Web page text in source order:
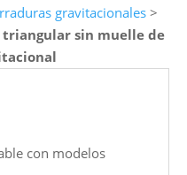
gravitacionales>
triangular sin muelle de
con modelos